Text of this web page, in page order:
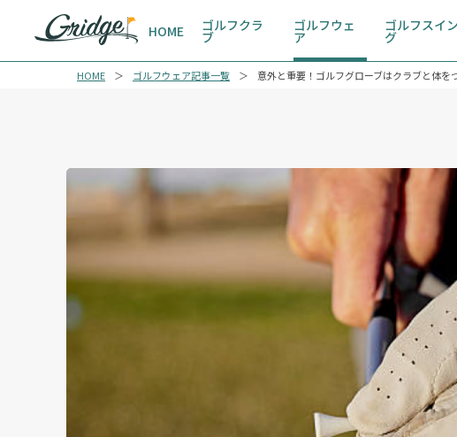
HOME ゴルフクラ
ブ
ゴルフウェ
ア
ゴルフスイン
グ
HOME ゴルフウェア記事一覧 意外と重要！ゴルフグローブはクラブと体を